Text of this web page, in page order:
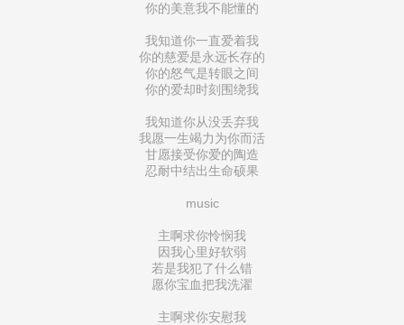
你的美意我不能懂的
我知道你一直爱着我
你的慈爱是永远长存的
你的怒气是转眼之间
你的爱却时刻围绕我
我知道你从没丢弃我
我愿一生竭力为你而活
甘愿接受你爱的陶造
忍耐中结出生命硕果
music
主啊求你怜悯我
因我心里好软弱
若是我犯了什么错
愿你宝血把我洗濯
主啊求你安慰我